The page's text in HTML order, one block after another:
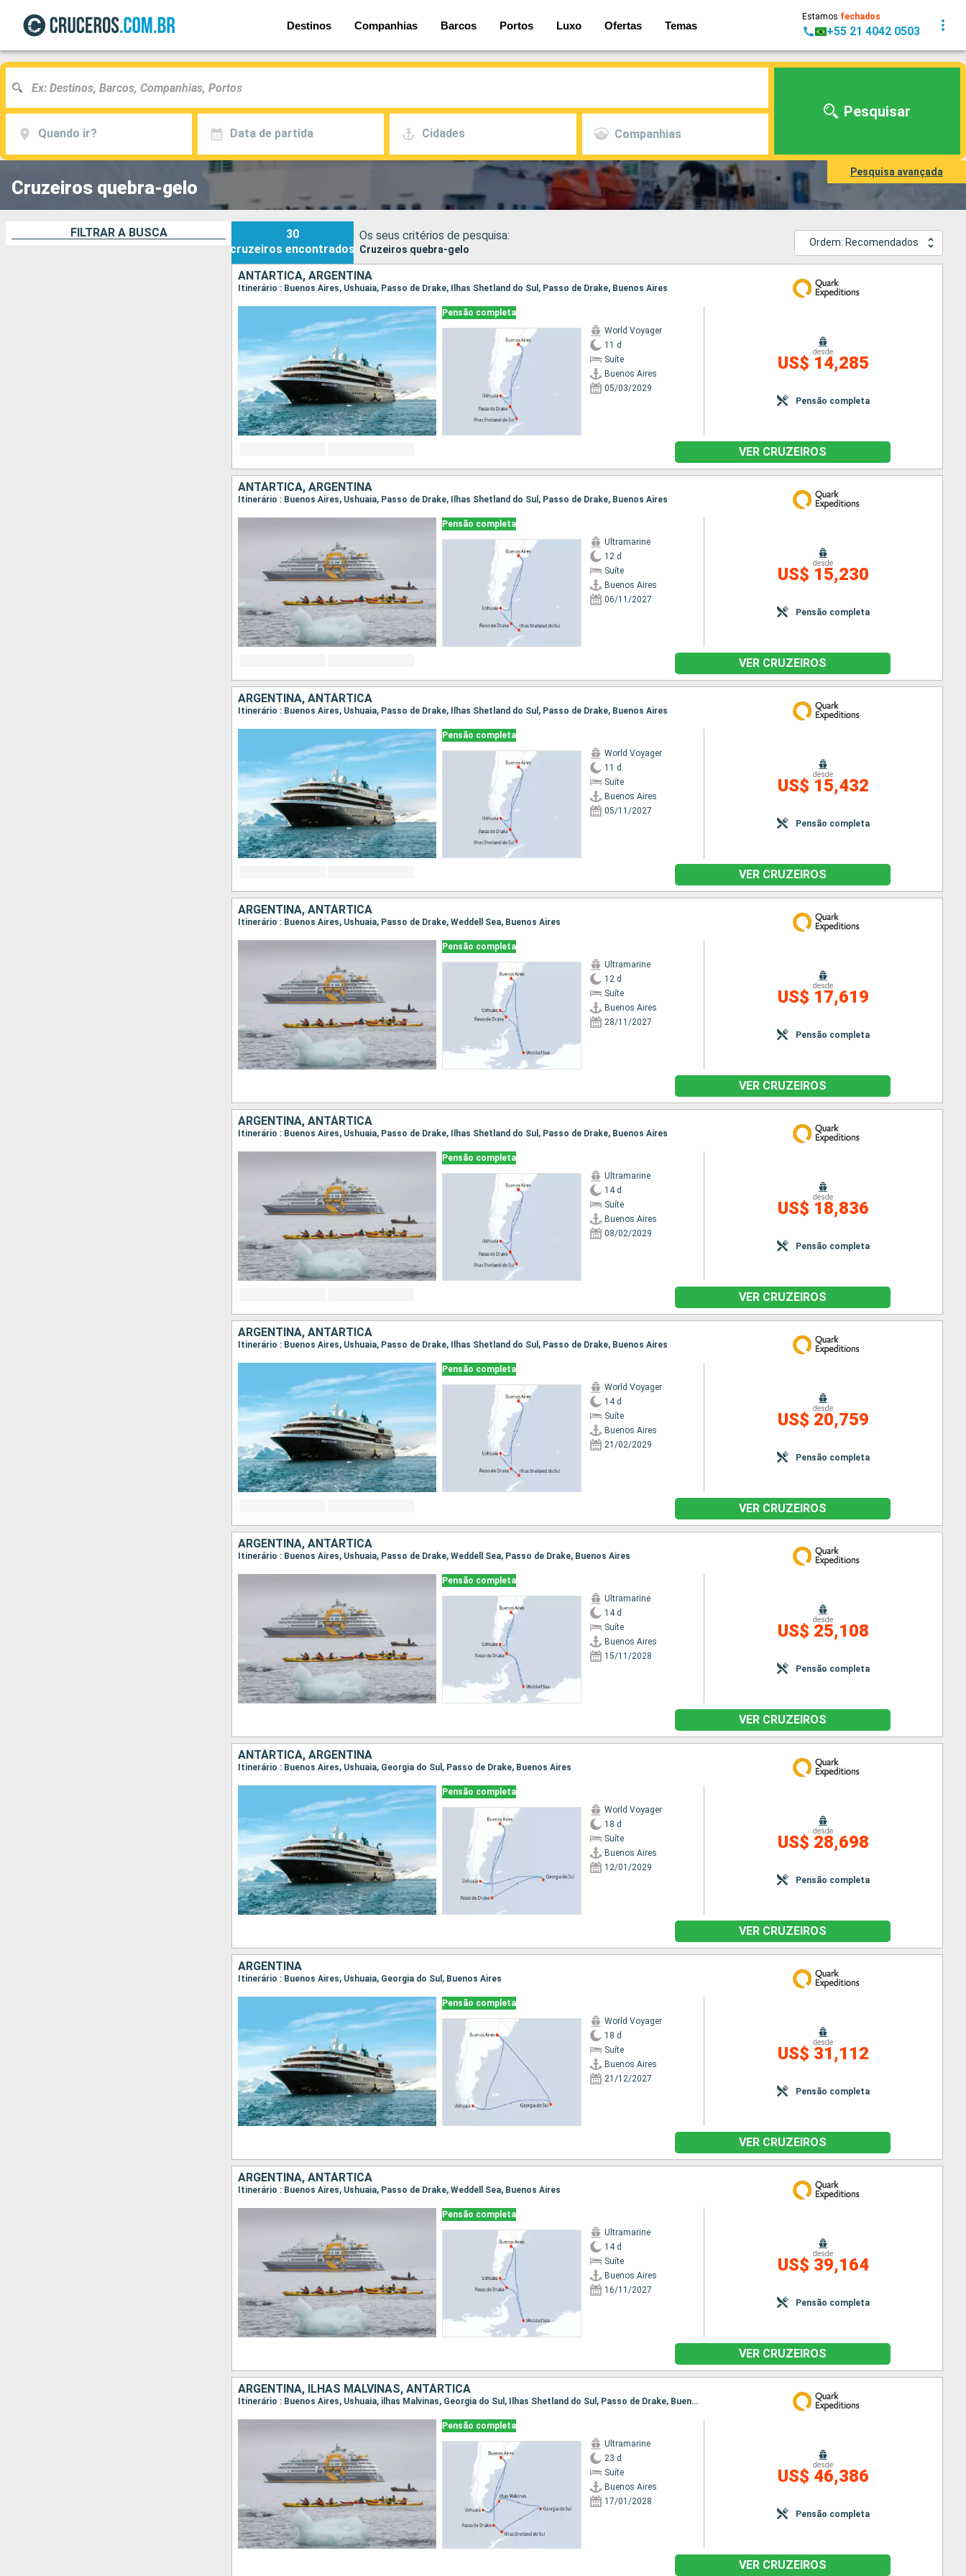
Destinos Companhias Barcos Portos Luxo Ofertas Temas
Estamos fechados
+55 21 4042 0503
Quando ir? Data de partida Cidades Companhias
Pesquisar
Pesquisa avançada
Cruzeiros quebra-gelo
FILTRAR A BUSCA
30
cruzeiros encontrados
Os seus critérios de pesquisa:
Cruzeiros quebra-gelo
Ordem: Recomendados
ANTÁRTICA, ARGENTINA
Itinerário : Buenos Aires, Ushuaia, Passo de Drake, Ilhas Shetland do Sul, Passo de Drake, Buenos Aires
Pensão completa
World Voyager
11 d
Suíte
Buenos Aires
05/03/2029
desde
US$ 14,285
Pensão completa
VER CRUZEIROS
ANTÁRTICA, ARGENTINA
Itinerário : Buenos Aires, Ushuaia, Passo de Drake, Ilhas Shetland do Sul, Passo de Drake, Buenos Aires
Pensão completa
Ultramarine
12 d
Suíte
Buenos Aires
06/11/2027
desde
US$ 15,230
Pensão completa
VER CRUZEIROS
ARGENTINA, ANTÁRTICA
Itinerário : Buenos Aires, Ushuaia, Passo de Drake, Ilhas Shetland do Sul, Passo de Drake, Buenos Aires
Pensão completa
World Voyager
11 d
Suíte
Buenos Aires
05/11/2027
desde
US$ 15,432
Pensão completa
VER CRUZEIROS
ARGENTINA, ANTÁRTICA
Itinerário : Buenos Aires, Ushuaia, Passo de Drake, Weddell Sea, Buenos Aires
Pensão completa
Ultramarine
12 d
Suíte
Buenos Aires
28/11/2027
desde
US$ 17,619
Pensão completa
VER CRUZEIROS
ARGENTINA, ANTÁRTICA
Itinerário : Buenos Aires, Ushuaia, Passo de Drake, Ilhas Shetland do Sul, Passo de Drake, Buenos Aires
Pensão completa
Ultramarine
14 d
Suíte
Buenos Aires
08/02/2029
desde
US$ 18,836
Pensão completa
VER CRUZEIROS
ARGENTINA, ANTÁRTICA
Itinerário : Buenos Aires, Ushuaia, Passo de Drake, Ilhas Shetland do Sul, Passo de Drake, Buenos Aires
Pensão completa
World Voyager
14 d
Suíte
Buenos Aires
21/02/2029
desde
US$ 20,759
Pensão completa
VER CRUZEIROS
ARGENTINA, ANTÁRTICA
Itinerário : Buenos Aires, Ushuaia, Passo de Drake, Weddell Sea, Passo de Drake, Buenos Aires
Pensão completa
Ultramarine
14 d
Suíte
Buenos Aires
15/11/2028
desde
US$ 25,108
Pensão completa
VER CRUZEIROS
ANTÁRTICA, ARGENTINA
Itinerário : Buenos Aires, Ushuaia, Georgia do Sul, Passo de Drake, Buenos Aires
Pensão completa
World Voyager
18 d
Suíte
Buenos Aires
12/01/2029
desde
US$ 28,698
Pensão completa
VER CRUZEIROS
ARGENTINA
Itinerário : Buenos Aires, Ushuaia, Georgia do Sul, Buenos Aires
Pensão completa
World Voyager
18 d
Suíte
Buenos Aires
21/12/2027
desde
US$ 31,112
Pensão completa
VER CRUZEIROS
ARGENTINA, ANTÁRTICA
Itinerário : Buenos Aires, Ushuaia, Passo de Drake, Weddell Sea, Buenos Aires
Pensão completa
Ultramarine
14 d
Suíte
Buenos Aires
16/11/2027
desde
US$ 39,164
Pensão completa
VER CRUZEIROS
ARGENTINA, ILHAS MALVINAS, ANTÁRTICA
Itinerário : Buenos Aires, Ushuaia, ilhas Malvinas, Georgia do Sul, Ilhas Shetland do Sul, Passo de Drake, Buenos Aires
Pensão completa
Ultramarine
23 d
Suíte
Buenos Aires
17/01/2028
desde
US$ 46,386
Pensão completa
VER CRUZEIROS